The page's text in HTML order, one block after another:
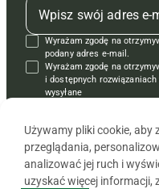
Regulamin
Polityka prywatności
Kontakt
Reklama
Kontakt
Krzyżówki
Regulamin
Wyrażam zgodę na
podany adres e-mail.
Wyrażam zgodę na
i dostępnych
wysyłane
Używamy pliki cookie, aby
przeglądania,
analizować jej ruch i
uzyskać więcej informacji,